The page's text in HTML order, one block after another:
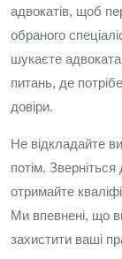
адвокатів, щоб
обраного
шукаєте
питань, де
довіри.
Не відкладайте
потім.
отримайте
Ми впевнені, що
захистити ваші